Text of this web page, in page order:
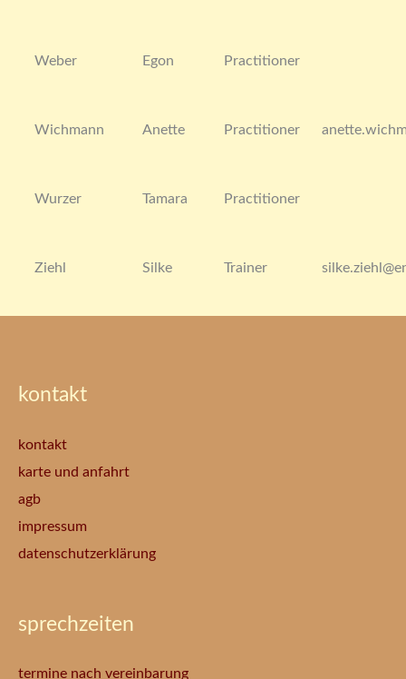
Weber Egon Practitioner
Wichmann Anette Practitioner
Wurzer Tamara Practitioner
Ziehl Silke Trainer
kontakt
kontakt
karte und anfahrt
agb
impressum
datenschutzerklärung
sprechzeiten
termine nach vereinbarung